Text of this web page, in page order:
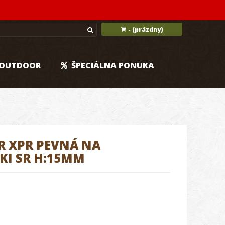
- (prázdny)
ŠPECIÁLNA PONUKA
XPR PEVNÁ NA
SR H:15MM